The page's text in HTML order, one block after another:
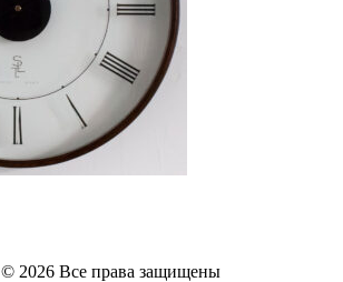
© 2026 Все права защищены